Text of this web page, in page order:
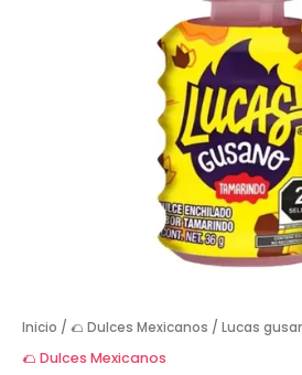
Inicio / 🌮 Dulces Mexicanos / Lucas
🌮 Dulces Mexicanos